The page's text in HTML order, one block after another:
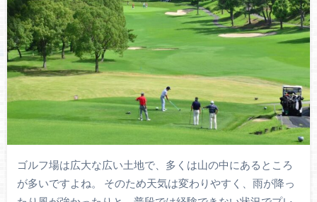
ゴルフ場は広大な広い土地で、多くは山の中にあるところ
が多いですよね。 そのため天気は変わりやすく、雨が降っ